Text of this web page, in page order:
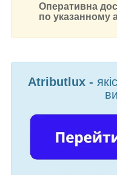
Оперативна
по указанному
Atributlux -